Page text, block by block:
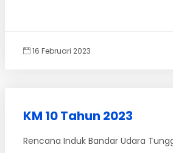
16 Februari 2023
KM 10 Tahun 2023
Rencana Induk Bandar Udara